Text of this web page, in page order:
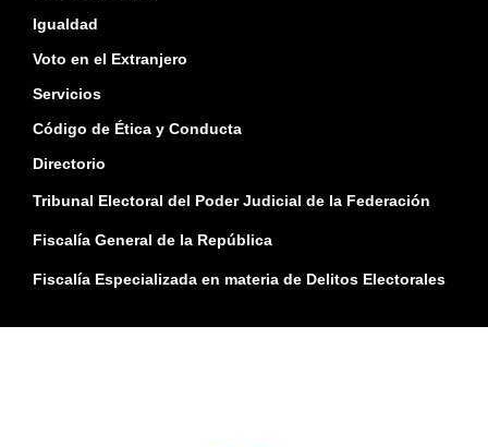
Igualdad
Voto en el Extranjero
Servicios
Código de Ética y Conducta
Directorio
Tribunal Electoral del Poder Judicial de la Federación
Fiscalía General de la República
Fiscalía Especializada en materia de Delitos Electorales